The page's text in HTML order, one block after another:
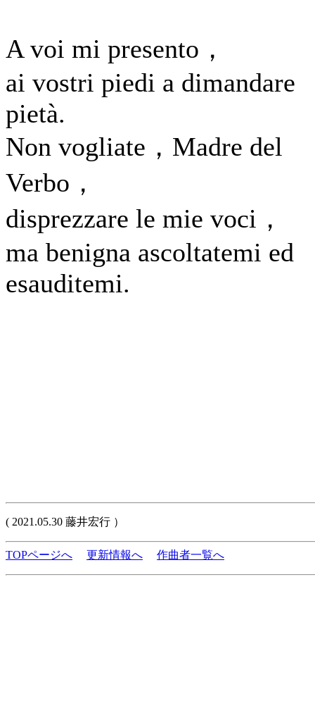
A voi mi presento，
ai vostri piedi a dimandare
pietà.
Non vogliate，Madre del
Verbo，
disprezzare le mie voci，
ma benigna ascoltatemi ed
esauditemi.
( 2021.05.30 藤井宏行 ）
TOPページへ 更新情報へ 作曲者一覧へ